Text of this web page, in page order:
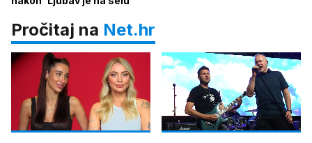
Pročitaj na Net.hr